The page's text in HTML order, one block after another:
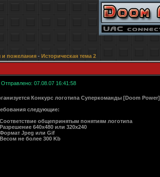
пожелания - Историческая тема 2
Отправлено: 07.08.07 16:41:58
Конкурс логотипа Суперкоманды [Doom
следующие:
общепринятым понятиям логотипа
640x480 или 320x240
Jpeg или Gif
не более 300 Kb